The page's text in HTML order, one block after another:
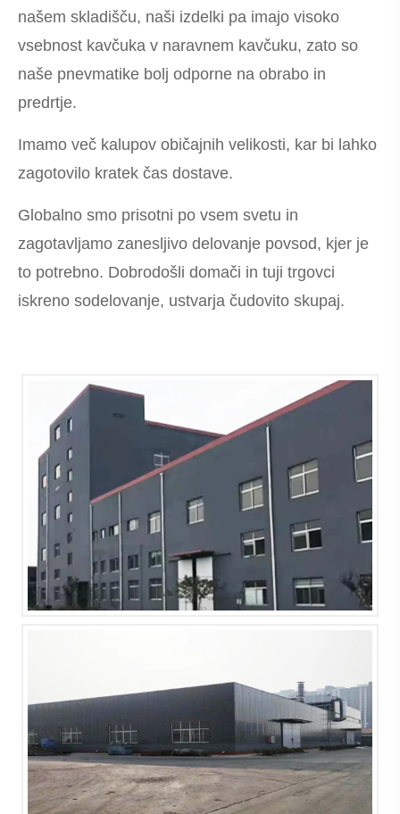
našem skladišču, naši izdelki pa imajo visoko
vsebnost kavčuka v naravnem kavčuku, zato so
naše pnevmatike bolj odporne na obrabo in
predrtje.
Imamo več kalupov običajnih velikosti, kar bi lahko
zagotovilo kratek čas dostave.
Globalno smo prisotni po vsem svetu in
zagotavljamo zanesljivo delovanje povsod, kjer je
to potrebno. Dobrodošli domači in tuji trgovci
iskreno sodelovanje, ustvarja čudovito skupaj.